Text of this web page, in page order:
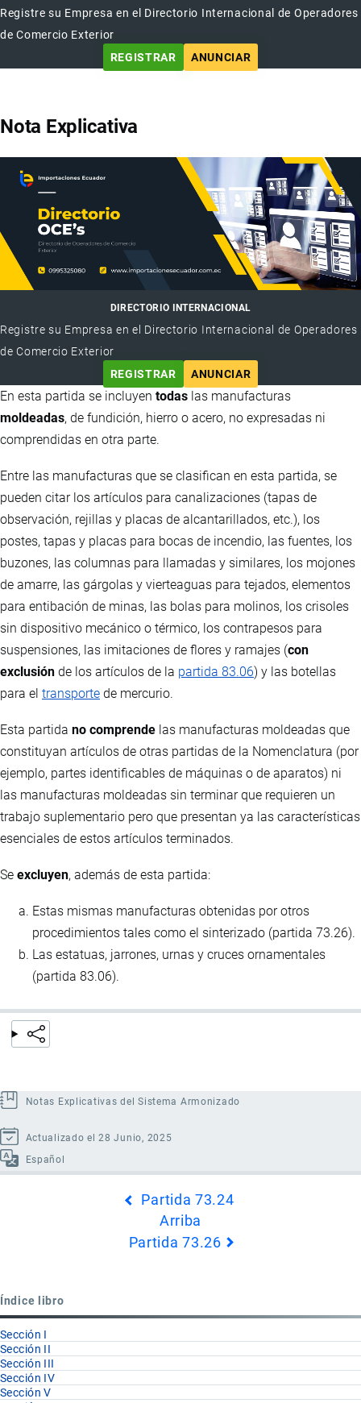
Registre su Empresa en el Directorio Internacional de Operadores
de Comercio Exterior
REGISTRAR
ANUNCIAR
Nota Explicativa
DIRECTORIO INTERNACIONAL
Registre su Empresa en el Directorio Internacional de Operadores
de Comercio Exterior
REGISTRAR
ANUNCIAR
En esta partida se incluyen todas las manufacturas
moldeadas, de fundición, hierro o acero, no expresadas ni
comprendidas en otra parte.
Entre las manufacturas que se clasifican en esta partida, se
pueden citar los artículos para canalizaciones (tapas de
observación, rejillas y placas de alcantarillados, etc.), los
postes, tapas y placas para bocas de incendio, las fuentes, los
buzones, las columnas para llamadas y similares, los mojones
de amarre, las gárgolas y vierteaguas para tejados, elementos
para entibación de minas, las bolas para molinos, los crisoles
sin dispositivo mecánico o térmico, los contrapesos para
suspensiones, las imitaciones de flores y ramajes (con
exclusión de los artículos de la partida 83.06) y las botellas
para el transporte de mercurio.
Esta partida no comprende las manufacturas moldeadas que
constituyan artículos de otras partidas de la Nomenclatura (por
ejemplo, partes identificables de máquinas o de aparatos) ni
las manufacturas moldeadas sin terminar que requieren un
trabajo suplementario pero que presentan ya las características
esenciales de estos artículos terminados.
Se excluyen, además de esta partida:
Estas mismas manufacturas obtenidas por otros
procedimientos tales como el sinterizado (partida 73.26).
Las estatuas, jarrones, urnas y cruces ornamentales
(partida 83.06).
Notas Explicativas del Sistema Armonizado
Actualizado el 28 Junio, 2025
Español
Partida 73.24
Arriba
Partida 73.26
Índice libro
Sección I
Sección II
Sección III
Sección IV
Sección V